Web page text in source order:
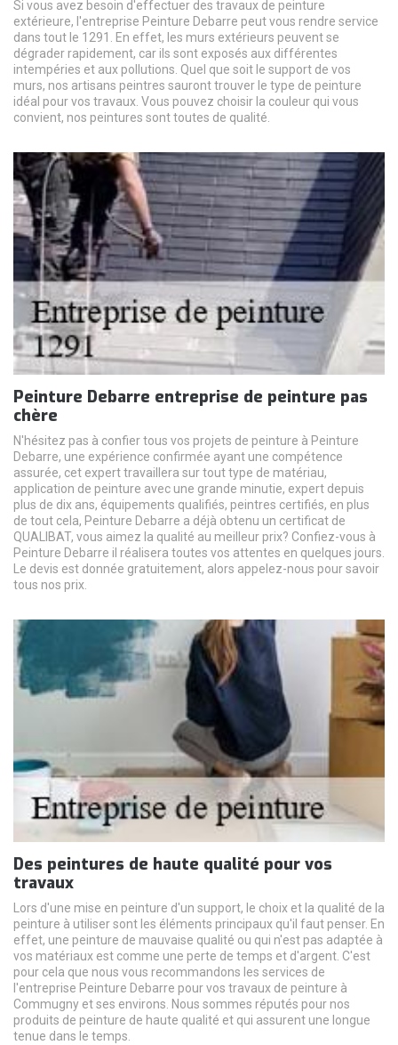
Si vous avez besoin d'effectuer des travaux de peinture
extérieure, l'entreprise Peinture Debarre peut vous rendre service
dans tout le 1291. En effet, les murs extérieurs peuvent se
dégrader rapidement, car ils sont exposés aux différentes
intempéries et aux pollutions. Quel que soit le support de vos
murs, nos artisans peintres sauront trouver le type de peinture
idéal pour vos travaux. Vous pouvez choisir la couleur qui vous
convient, nos peintures sont toutes de qualité.
Peinture Debarre entreprise de peinture pas
chère
N'hésitez pas à confier tous vos projets de peinture à Peinture
Debarre, une expérience confirmée ayant une compétence
assurée, cet expert travaillera sur tout type de matériau,
application de peinture avec une grande minutie, expert depuis
plus de dix ans, équipements qualifiés, peintres certifiés, en plus
de tout cela, Peinture Debarre a déjà obtenu un certificat de
QUALIBAT, vous aimez la qualité au meilleur prix? Confiez-vous à
Peinture Debarre il réalisera toutes vos attentes en quelques jours.
Le devis est donnée gratuitement, alors appelez-nous pour savoir
tous nos prix.
Des peintures de haute qualité pour vos
travaux
Lors d'une mise en peinture d'un support, le choix et la qualité de la
peinture à utiliser sont les éléments principaux qu'il faut penser. En
effet, une peinture de mauvaise qualité ou qui n'est pas adaptée à
vos matériaux est comme une perte de temps et d'argent. C'est
pour cela que nous vous recommandons les services de
l'entreprise Peinture Debarre pour vos travaux de peinture à
Commugny et ses environs. Nous sommes réputés pour nos
produits de peinture de haute qualité et qui assurent une longue
tenue dans le temps.